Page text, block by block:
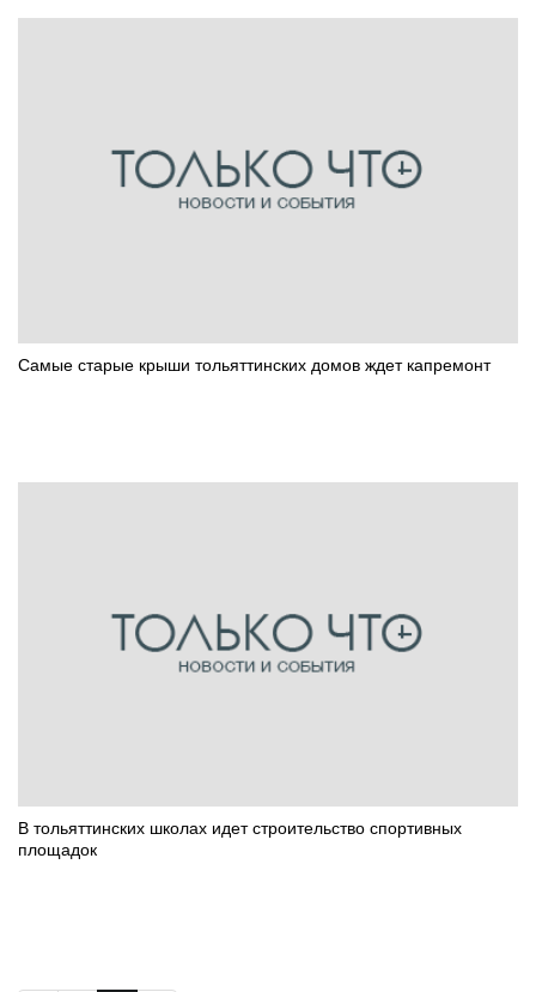
Самые старые крыши тольяттинских домов ждет капремонт
В тольяттинских школах идет строительство спортивных
площадок